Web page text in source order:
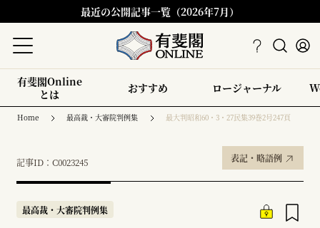
最近の公開記事一覧（2026年7月）
有斐閣Online
とは
おすすめ ロージャーナル
Home 最高裁・大審院判例集 最大判昭和60・3・27民集39巻2号247頁
記事ID：C0023245 表記・略語例
最高裁・大審院判例集